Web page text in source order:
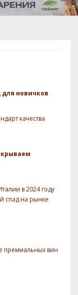
новичков
качества
в 2024 году
спад на рынке
премиальных вин